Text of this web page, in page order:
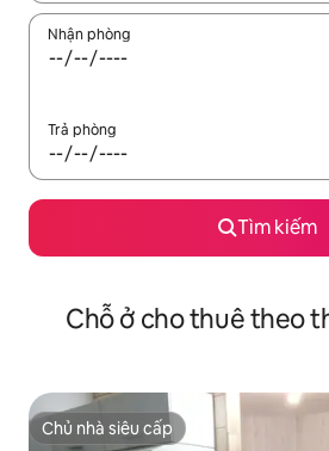
Nhận phòng
Trả phòng
Tìm kiếm
Chỗ ở cho thuê theo
Chủ nhà siêu cấp
Chủ nhà siêu cấp